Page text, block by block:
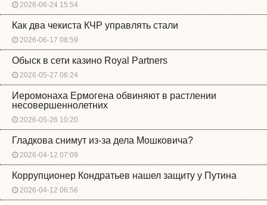
2026-06-24 15:54
Как два чекиста КЧР управлять стали
2026-06-17 08:59
Обыск в сети казино Royal Partners
2026-05-27 06:24
Иеромонаха Ермогена обвиняют в растлении
несовершеннолетних
2026-05-26 10:20
Гладкова снимут из-за дела Мошковича?
2026-04-12 07:09
Коррупционер Кондратьев нашел защиту у Путина
2026-04-12 06:56